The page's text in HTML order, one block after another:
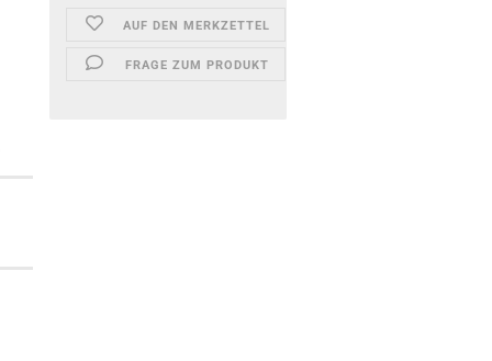
AUF DEN MERKZETTEL
FRAGE ZUM PRODUKT